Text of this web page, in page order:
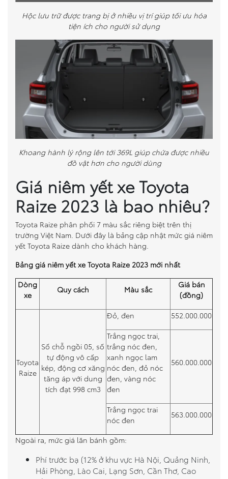
Hộc lưu trữ được trang bị ở nhiều vị trí giúp tối ưu hóa
tiện ích cho người sử dụng
Khoang hành lý rộng lên tới 369L giúp chứa được nhiều
đồ vật hơn cho người dùng
Giá niêm yết xe Toyota
Raize 2023 là bao nhiêu?
Toyota Raize phân phối 7 màu sắc riêng biệt trên thị
trường Việt Nam. Dưới đây là bảng cập nhật mức giá niêm
yết Toyota Raize dành cho khách hàng.
Bảng giá niêm yết xe Toyota Raize 2023 mới nhất
Dòng
xe
Quy cách Màu sắc
Giá bán
(đồng)
Toyota
Raize
Số chỗ ngồi 05, số
tự động vô cấp
kép, động cơ xăng
tăng áp với dung
tích đạt 998 cm3
Đỏ, đen
552.000.000
Trắng ngọc trai,
trắng nóc đen,
xanh ngọc lam
nóc đen, đỏ nóc
đen, vàng nóc
đen
560.000.000
Trắng ngọc trai
nóc đen
563.000.000
Ngoài ra, mức giá lăn bánh gồm:
Phí trước bạ (12% ở khu vực Hà Nội, Quảng Ninh,
Hải Phòng, Lào Cai, Lạng Sơn, Cần Thơ, Cao